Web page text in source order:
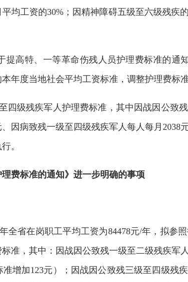
均工资的30%；因精神障碍五级至六级残疾
提高特、一等革命伤残人员护理费标准的通
年度当地社会平均工资标准，调整护理费标
四级残疾军人护理费标准，其中因战因公致
、因病致残一级至四级残疾军人每人每月 2038
。
费标准的通知》进一步明确的事项
年全省在岗职工平均工资为84478元/年，拟参
准，其中：因战因公致残一级至二级残疾军
准增加123元）；因战因公致残三级至四级残